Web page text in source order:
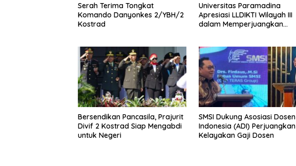
Serah Terima Tongkat
Komando Danyonkes 2/YBH/2
Kostrad
Universitas Paramadina
Apresiasi LLDIKTI Wilayah III
dalam Memperjuangkan
Bersendikan Pancasila, Prajurit
Divif 2 Kostrad Siap Mengabdi
untuk Negeri
SMSI Dukung Asosiasi Dosen
Indonesia (ADI) Perjuangkan
Kelayakan Gaji Dosen